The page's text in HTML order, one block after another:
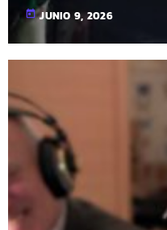
today JUNIO 9, 2026